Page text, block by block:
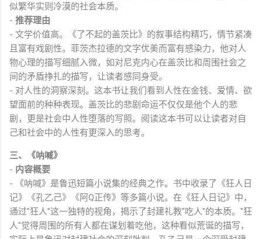
似繁华实则冷漠的社会本质。
- 推荐理由
- 文学价值高。《了不起的盖茨比》的叙事结构精巧，情节紧凑
且富有戏剧性。菲茨杰拉德的文字优美而富有感染力，他对人
物心理的描写细腻入微，如对尼克内心在盖茨比和周围社会之
间的矛盾挣扎的描写，让读者感同身受。
- 对人性的洞察深刻。这本书让我们看到人性在金钱、爱情、欲
望面前的种种表现。盖茨比的悲剧命运不仅仅是他个人的悲
剧，更是社会中人性堕落的写照。阅读这本书可以让读者对自
己和社会中的人性有更深入的思考。
三、《呐喊》
- 内容概要
- 《呐喊》是鲁迅短篇小说集的经典之作。书中收录了《狂人日
记》《孔乙己》《阿Q正传》等多篇小说。在《狂人日记》中，
通过"狂人"这一独特的视角，揭示了封建礼教"吃人"的本质。"狂
人"觉得周围的所有人都在谋划着吃他，这种看似荒诞的描写，